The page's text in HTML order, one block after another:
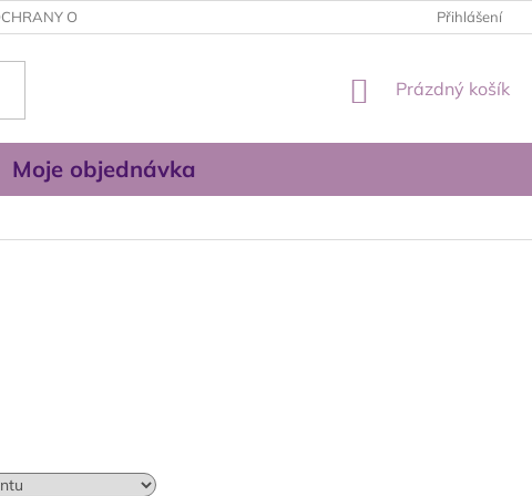
OSOBNÍCH ÚDAJŮ Přihlášení
NÁKUPNÍ
Prázdný košík
Moje objednávka